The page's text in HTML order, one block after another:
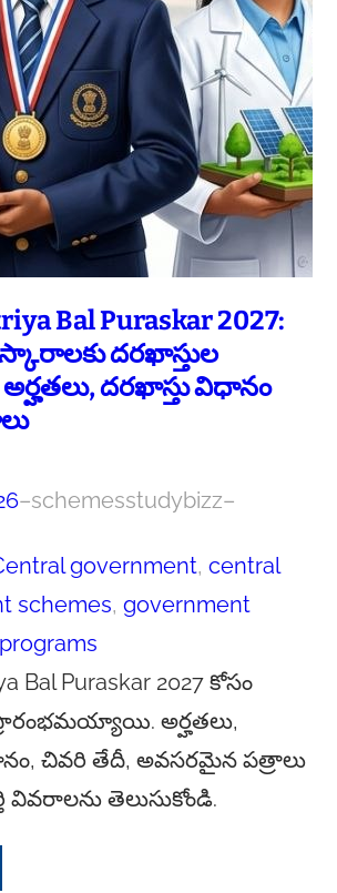
Bal Puraskar 2027:
దరఖాస్తుల
దరఖాస్తు విధానం
–schemesstudybizz–
government, central
schemes, government
Bal Puraskar 2027 కోసం
అర్హతలు,
చివరి తేదీ, అవసరమైన పత్రాలు
వివరాలను తెలుసుకోండి.